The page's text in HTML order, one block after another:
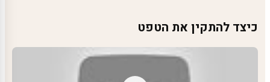
כיצד להתקין את הטפט